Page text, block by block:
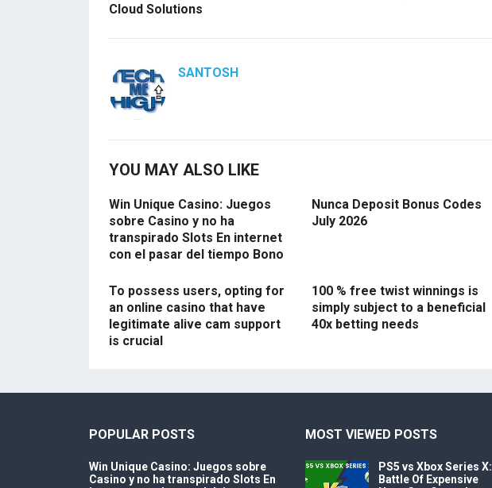
Cloud Solutions
SANTOSH
YOU MAY ALSO LIKE
Win Unique Casino: Juegos
sobre Casino y no ha
transpirado Slots En internet
con el pasar del tiempo Bono
Nunca Deposit Bonus Codes
July 2026
To possess users, opting for
an online casino that have
legitimate alive cam support
is crucial
100 % free twist winnings is
simply subject to a beneficial
40x betting needs
POPULAR POSTS
Win Unique Casino: Juegos sobre
Casino y no ha transpirado Slots En
MOST VIEWED POSTS
PS5 vs Xbox Series X:
Battle Of Expensive